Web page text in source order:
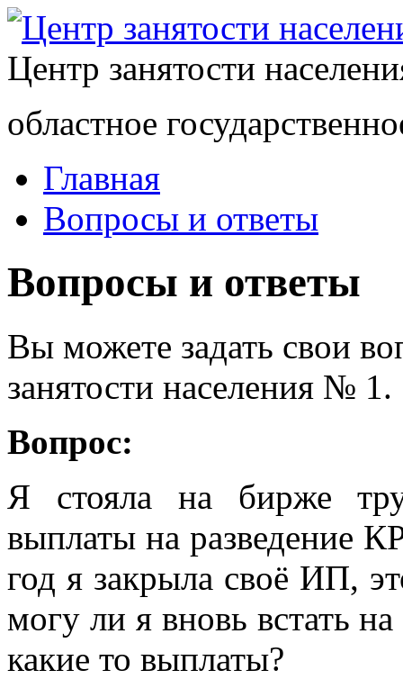
Центр занятости
областное
Главная
Вопросы и ответы
Вопросы и ответы
Вы можете задать свои
занятости населения № 1.
Вопрос:
Я стояла на бирже
выплаты на разведение
год я закрыла своё ИП,
могу ли я вновь встать
какие то выплаты?